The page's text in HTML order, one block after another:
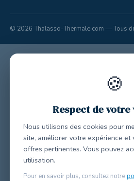
© 2026 Thalasso-Thermale.com — Tous
🍪
Respect de votre
Nous utilisons des cookies pour
site, améliorer votre expérience et
offres pertinentes. Vous pouvez
utilisation.
Pour en savoir plus, consultez notre